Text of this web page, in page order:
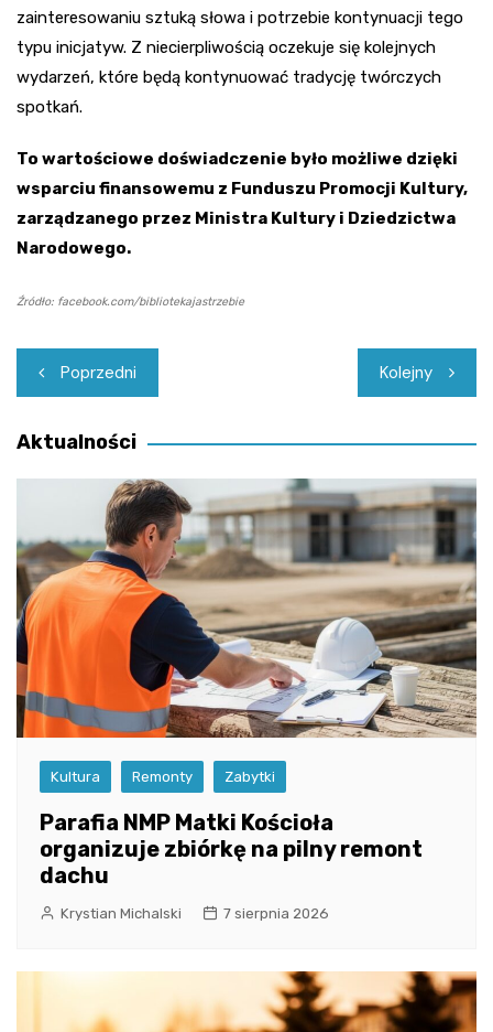
zainteresowaniu sztuką słowa i potrzebie kontynuacji tego
typu inicjatyw. Z niecierpliwością oczekuje się kolejnych
wydarzeń, które będą kontynuować tradycję twórczych
spotkań.
To wartościowe doświadczenie było możliwe dzięki
wsparciu finansowemu z Funduszu Promocji Kultury,
zarządzanego przez Ministra Kultury i Dziedzictwa
Narodowego.
Źródło: facebook.com/bibliotekajastrzebie
Nawigacja
wpisu
Poprzedni Kolejny
Aktualności
Kultura Remonty Zabytki
Parafia NMP Matki Kościoła
organizuje zbiórkę na pilny remont
dachu
Krystian Michalski 7 sierpnia 2026